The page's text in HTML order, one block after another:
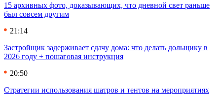
15 архивных фото, доказывающих, что дневной свет раньше
был совсем другим
21:14
Застройщик задерживает сдачу дома: что делать дольщику в
2026 году + пошаговая инструкция
20:50
Стратегии использования шатров и тентов на мероприятиях